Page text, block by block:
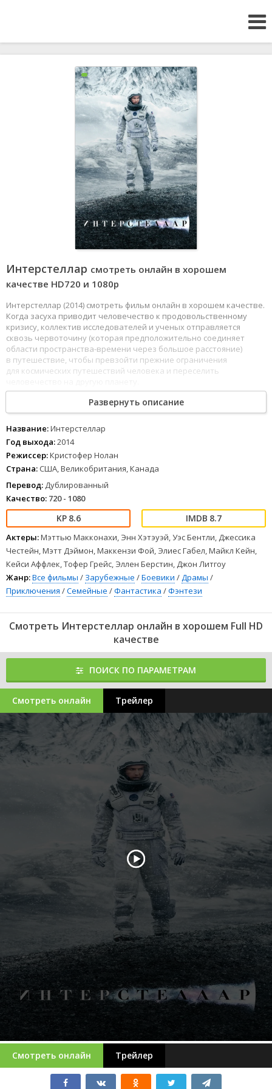
Интерстеллар смотреть онлайн в хорошем
качестве HD720 и 1080p
Интерстеллар (2014) смотреть фильм онлайн в хорошем качестве.
Когда засуха приводит человечество к продовольственному
кризису, коллектив исследователей и ученых отправляется
сквозь червоточину (которая предположительно соединяет
области пространства-времени через большое расстояние)
в путешествие, чтобы превзойти прежние ограничения
для космических путешествий человека и переселить
214 215 216217 218219220 221
(2014) можно смотреть онлайн в хорошем качестве Full HD 1080 и
4к, хороший звук полностью на русском языке.
Развернуть описание
Название:Интерстеллар
Год выхода:2014
Режиссер:Кристофер Нолан
Страна: США, Великобритания, Канада
Перевод: Дублированный
Качество: 720 - 1080
8.6 8.7
Актеры:Мэттью Макконахи, Энн Хэтэуэй, Уэс Бентли, Джессика
Честейн, Мэтт Дэймон, Маккензи Фой, Элиес Габел, Майкл Кейн,
Кейси Аффлек, Тофер Грейс, Эллен Берстин, Джон Литгоу
Жанр:Все фильмы / Зарубежные /Боевики /Драмы /
Приключения /Семейные /Фантастика /Фэнтези
Смотреть Интерстеллар онлайн в хорошем Full HD
качестве
ПОИСК ПО ПАРАМЕТРАМ
Смотреть онлайн Трейлер
Смотреть онлайн Трейлер